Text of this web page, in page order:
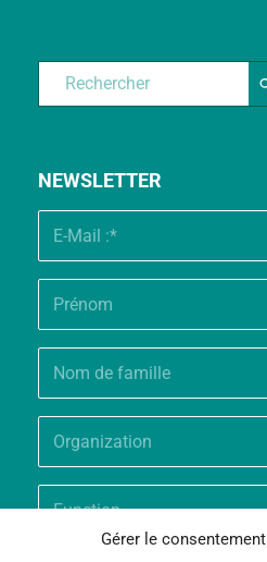
Gérer le consentement
NEWSLETTER